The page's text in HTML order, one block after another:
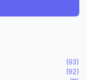
(93)
(92)